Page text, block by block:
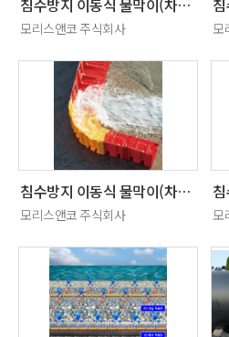
침수방지 이동식 물막이(차수판) 좌우폭조절 마감세트
모리스앤코 주식회사 모
침수방지 이동식 물막이(차수판) 내곡형
모리스앤코 주식회사 모